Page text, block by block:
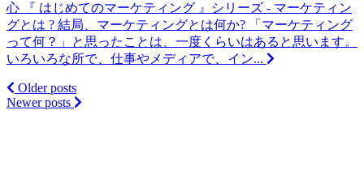
心
『 はじめてのマーケティング 』シリーズ - マーケティン
グとは ? 結局、マーケティングとは何か? 「マーケティング
って何？」と思ったことは、一度くらいはあると思います。
いろいろな所で、仕事やメディアで、イン...
Posts
navigation
Older posts
Newer posts